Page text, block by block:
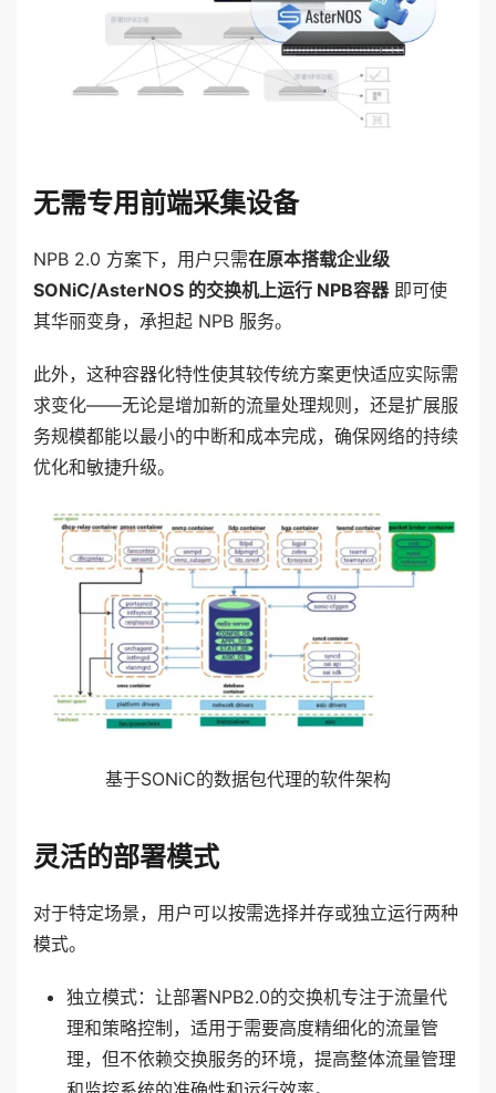
无需专用前端采集设备
NPB 2.0 方案下，用户只需在原本搭载企业级
SONiC/AsterNOS 的交换机上运行 NPB容器即可使
其华丽变身，承担起 NPB 服务。
此外，这种容器化特性使其较传统方案更快适应实际需
求变化——无论是增加新的流量处理规则，还是扩展服
务规模都能以最小的中断和成本完成，确保网络的持续
优化和敏捷升级。
基于SONiC的数据包代理的软件架构
灵活的部署模式
对于特定场景，用户可以按需选择并存或独立运行两种
模式。
独立模式：让部署NPB2.0的交换机专注于流量代
理和策略控制，适用于需要高度精细化的流量管
理，但不依赖交换服务的环境，提高整体流量管理